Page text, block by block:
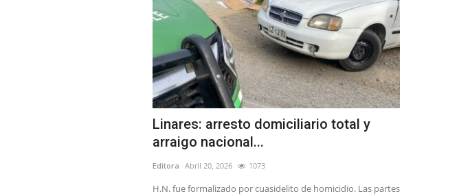
Linares: arresto domiciliario total y
arraigo nacional...
Editora Abril 20, 2026 1073
H.N. fue formalizado por cuasidelito de homicidio. Las partes